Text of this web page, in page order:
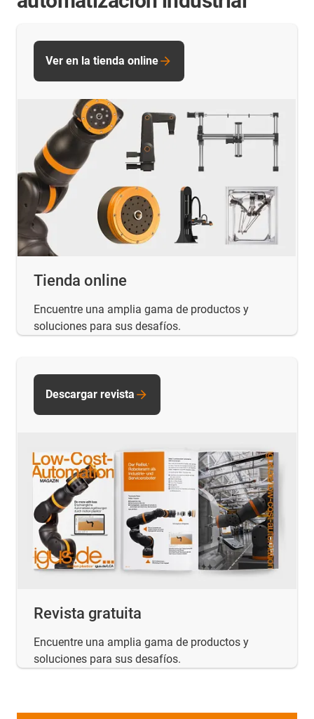
Tienda online
Encuentre una amplia gama de productos y
soluciones para sus desafíos.
Ver en la tienda online
Revista gratuita
Encuentre una amplia gama de productos y
soluciones para sus desafíos.
Descargar revista